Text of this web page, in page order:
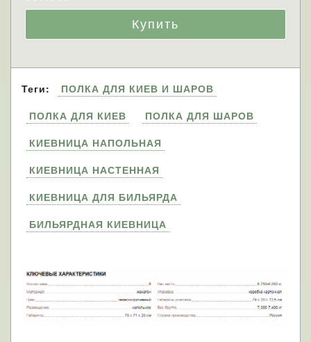
Теги:
ПОЛКА ДЛЯ КИЕВ И ШАРОВ
ПОЛКА ДЛЯ КИЕВ
ПОЛКА ДЛЯ ШАРОВ
КИЕВНИЦА НАПОЛЬНАЯ
КИЕВНИЦА НАСТЕННАЯ
КИЕВНИЦА ДЛЯ БИЛЬЯРДА
БИЛЬЯРДНАЯ КИЕВНИЦА